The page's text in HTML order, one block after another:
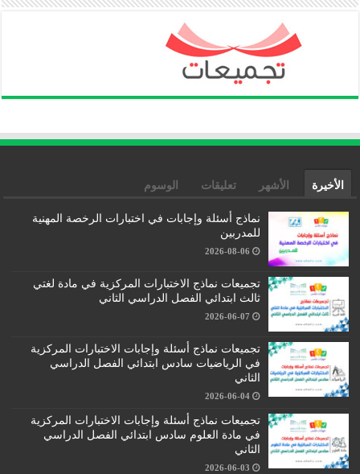
الأخيرة الأشهر تعليقات الوسوم
نماذج أسئلة وإجابات في اختبارات الرخصة المهنية
للمدربين
2026-08-06
تجميعات نماذج الاختبارات المركزية في مادة لغتي
ثالث ابتدائي الفصل الدراسي الثاني
2026-06-07
تجميعات نماذج أسئلة وإجابات الاختبارات المركزية
في الرياضيات سادس ابتدائي الفصل الدراسي
الثاني
2026-06-04
تجميعات نماذج أسئلة وإجابات الاختبارات المركزية
في مادة العلوم سادس ابتدائي الفصل الدراسي
الثاني
2026-06-03